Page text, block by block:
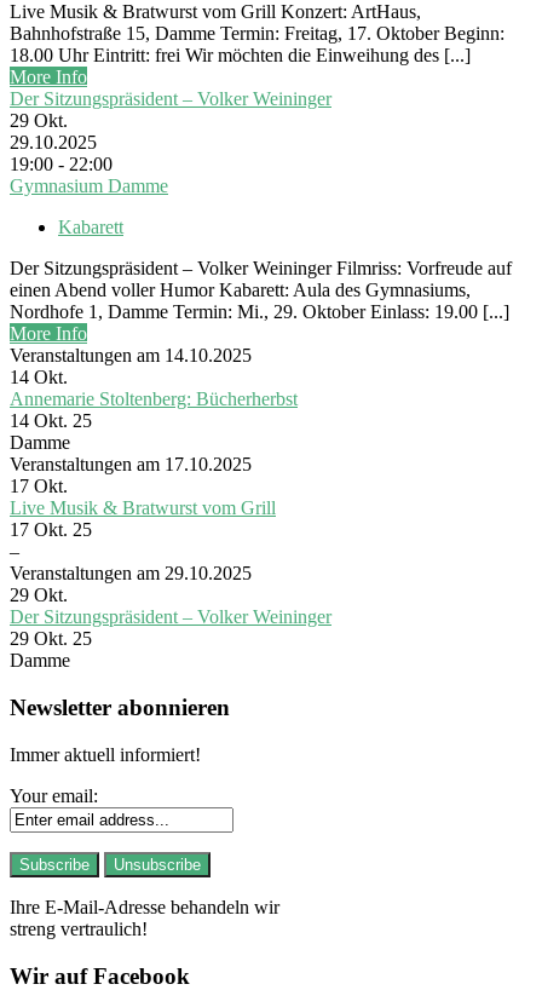
Live Musik & Bratwurst vom Grill Konzert: ArtHaus,
Bahnhofstraße 15, Damme Termin: Freitag, 17. Oktober Beginn:
18.00 Uhr Eintritt: frei Wir möchten die Einweihung des [...]
More Info
Der Sitzungspräsident – Volker Weininger
29 Okt.
29.10.2025
19:00 - 22:00
Gymnasium Damme
Kabarett
Der Sitzungspräsident – Volker Weininger Filmriss: Vorfreude auf
einen Abend voller Humor Kabarett: Aula des Gymnasiums,
Nordhofe 1, Damme Termin: Mi., 29. Oktober Einlass: 19.00 [...]
More Info
Veranstaltungen am 14.10.2025
14 Okt.
Annemarie Stoltenberg: Bücherherbst
14 Okt. 25
Damme
Veranstaltungen am 17.10.2025
17 Okt.
Live Musik & Bratwurst vom Grill
17 Okt. 25
–
Veranstaltungen am 29.10.2025
29 Okt.
Der Sitzungspräsident – Volker Weininger
29 Okt. 25
Damme
Newsletter abonnieren
Immer aktuell informiert!
Your email:
Ihre E-Mail-Adresse behandeln wir
streng vertraulich!
Wir auf Facebook